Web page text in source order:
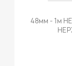
48мм - 1м